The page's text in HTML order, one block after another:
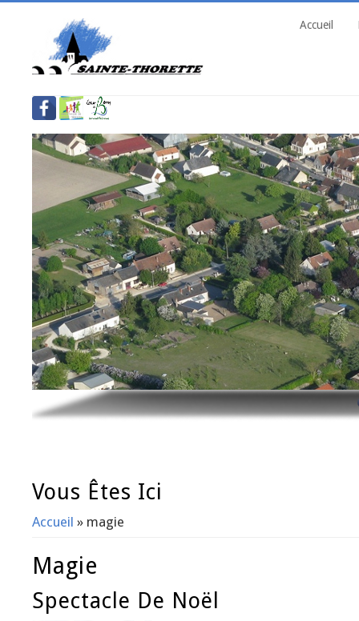
Accueil
Vous Êtes Ici
Accueil » magie
Magie
Spectacle De Noël